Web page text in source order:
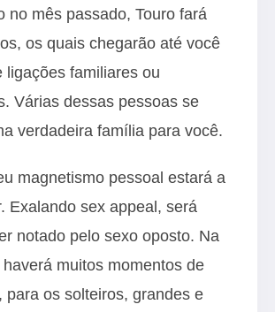
no mês passado, Touro fará
os quais chegarão até você
ligações familiares ou
Várias dessas pessoas se
verdadeira família para você.
magnetismo pessoal estará a
Exalando sex appeal, será
notado pelo sexo oposto. Na
muitos momentos de
para os solteiros, grandes e